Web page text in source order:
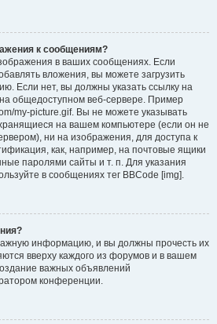
к сообщениям?
в ваших сообщениях. Если
вложения, вы можете загрузить
Если нет, вы должны указать ссылку на
общедоступном веб-сервере. Пример
my-picture.gif. Вы не можете указывать
на вашем компьютере (если он не
ни на изображения, для доступа к
как, например, на почтовые ящики
паролями сайты и т. п. Для указания
в сообщениях тег BBCode [img].
информацию, и вы должны прочесть их
вверху каждого из форумов и в вашем
важных объявлений
конференции.